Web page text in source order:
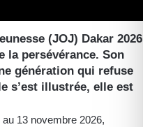
(JOJ) Dakar 2026
la persévérance. Son
génération qui refuse
s’est illustrée, elle est
13 novembre 2026,